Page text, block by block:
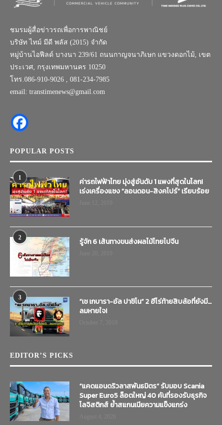
ชมรมผู้สื่อข่าวรถเพื่อการพาณิชย์
บริษัท ไทม์ มีดี พลัส (2015) จำกัด
หมู่บ้านไอฟีลด์ บางนา 239/61 ถนนกาญจนาภิเษก แขวงดอกไม้, เขต
ประเวศ, กรุงเทพมหานคร 10250
โทร.086-910-9026 , 081-234-7985
email: transtimenews@gmail.com
POPULAR POSTS
1
ค่ารถไฟฟ้าไทย มุ่งสู่อันดับ 1 แพงที่สุดในโลก!
เร่งเครื่องแซง “ลอนดอน-สิงคโปร์” เรียบร้อย
2 รู้จัก 6 เส้นทางขนส่งผลไม้ไทยไปจีน
3
“เช เกบารา-อัล ปาชิโน” 2 ฮีโร่ท้ายสิบล้อที่ยังมี…
ลมหายใจ!
EDITOR’S PICKS
“แคดแอนดริวลาสพันธมิตร” รับมอบ Scania
Super Euro5 ล็อตใหญ่ 40 คันที่รองรับธุรกิจ
โลจิสติกส์ ย้ำสแกนเนียความแข็งแกร่ง